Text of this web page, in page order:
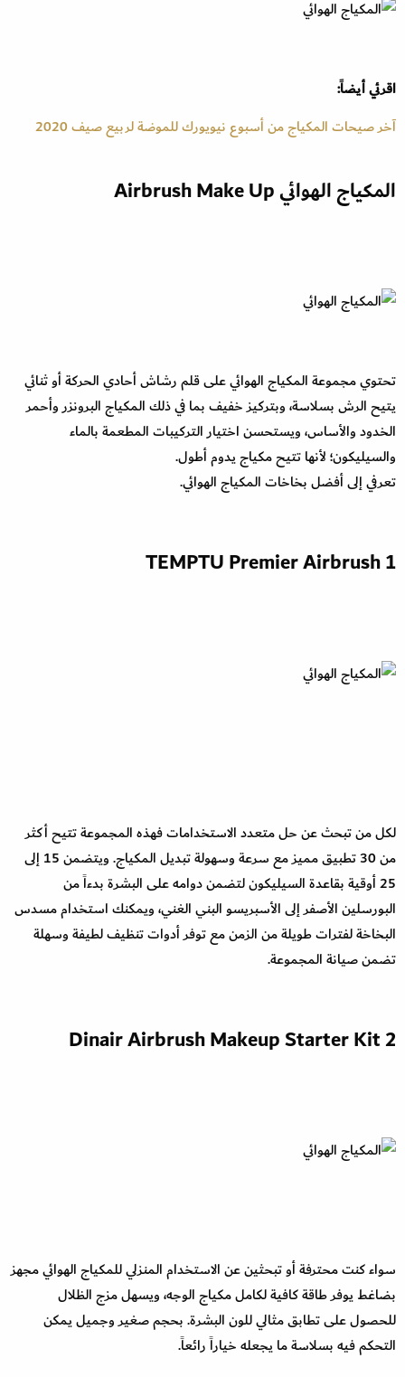
اقرئي أيضاً:
آخر صيحات المكياج من أسبوع نيويورك للموضة لربيع صيف 2020
المكياج الهوائي Airbrush Make Up
تحتوي مجموعة المكياج الهوائي على قلم رشاش أحادي الحركة أو ثنائي
يتيح الرش بسلاسة، وبتركيز خفيف بما في ذلك المكياج البرونزر وأحمر
الخدود والأساس، ويستحسن اختيار التركيبات المطعمة بالماء
والسيليكون؛ لأنها تتيح مكياج يدوم أطول.
تعرفي إلى أفضل بخاخات المكياج الهوائي.
1 TEMPTU Premier Airbrush
لكل من تبحث عن حل متعدد الاستخدامات فهذه المجموعة تتيح أكثر
من 30 تطبيق مميز مع سرعة وسهولة تبديل المكياج. ويتضمن 15 إلى
25 أوقية بقاعدة السيليكون لتضمن دوامه على البشرة بدءاً من
البورسلين الأصفر إلى الأسبريسو البني الغني، ويمكنك استخدام مسدس
البخاخة لفترات طويلة من الزمن مع توفر أدوات تنظيف لطيفة وسهلة
تضمن صيانة المجموعة.
2 Dinair Airbrush Makeup Starter Kit
سواء كنت محترفة أو تبحثين عن الاستخدام المنزلي للمكياج الهوائي مجهز
بضاغط يوفر طاقة كافية لكامل مكياج الوجه، ويسهل مزج الظلال
للحصول على تطابق مثالي للون البشرة. بحجم صغير وجميل يمكن
التحكم فيه بسلاسة ما يجعله خياراً رائعاً.